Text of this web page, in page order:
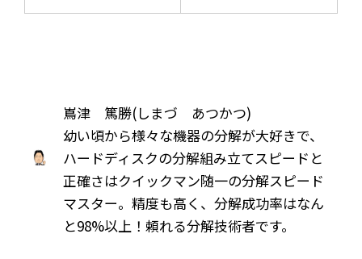
嶌津 篤勝(しまづ あつかつ)
幼い頃から様々な機器の分解が大好きで、
ハードディスクの分解組み立てスピードと
正確さはクイックマン随一の分解スピード
マスター。精度も高く、分解成功率はなん
と98%以上！頼れる分解技術者です。